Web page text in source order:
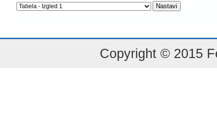
Copyright © 2015